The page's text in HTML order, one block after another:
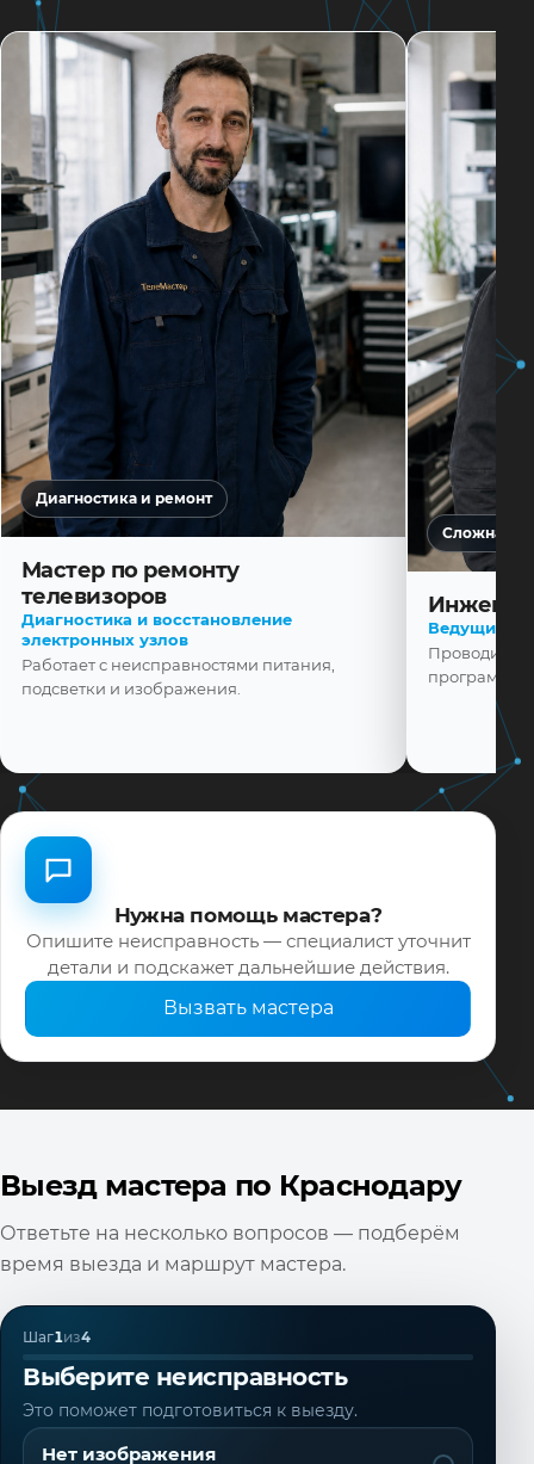
Диагностика и ремонт
Мастер по ремонту
телевизоров
Диагностика и восстановление
электронных узлов
Работает с неисправностями питания,
подсветки и изображения.
Сложная
Ведущий
Проводит
Нужна помощь мастера?
Опишите неисправность — специалист уточнит
детали и подскажет дальнейшие действия.
Вызвать мастера
Выезд мастера по Краснодару
Ответьте на несколько вопросов — подберём
время выезда и маршрут мастера.
Шаг1из4
Выберите неисправность
Это поможет подготовиться к выезду.
Нет изображения